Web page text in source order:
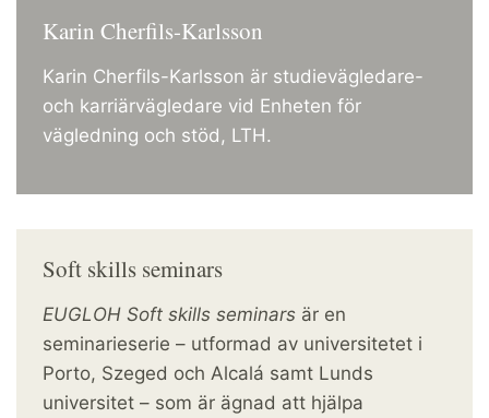
Soft skills seminars
EUGLOH Soft skills seminars är en
seminarieserie – utformad av universitetet i
Porto, Szeged och Alcalá samt Lunds
universitet – som är ägnad att hjälpa
Karin Cherfils-Karlsson
Karin Cherfils-Karlsson är studievägledare-
och karriärvägledare vid Enheten för
vägledning och stöd, LTH.